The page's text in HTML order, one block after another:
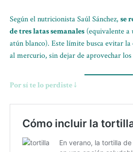
Según el nutricionista Saúl Sánchez, se
de tres latas semanales (equivalente a
atún blanco). Este límite busca evitar
al mercurio, sin dejar de aprovechar los
Por sí te lo perdiste ↓